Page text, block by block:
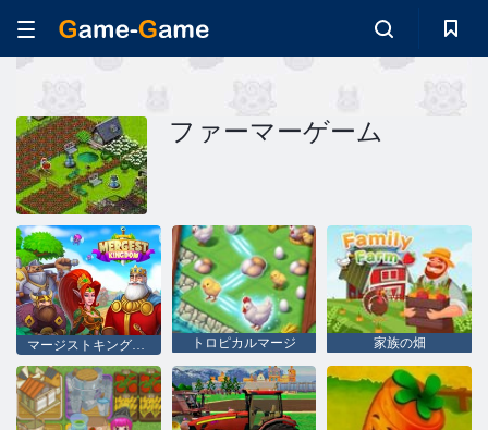
ファーマーゲーム
マージストキングダム トロピカルマージ 家族の畑